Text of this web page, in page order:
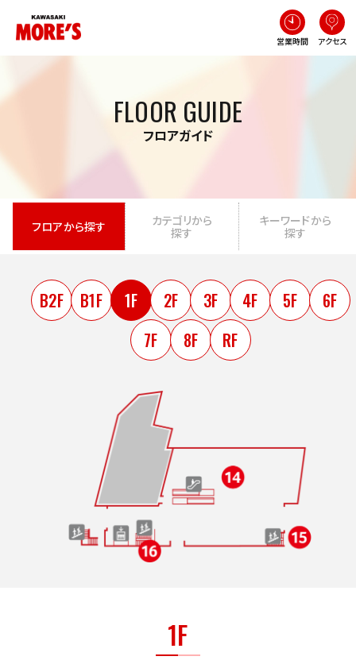
営業時間 アクセス
FLOOR GUIDE
フロアガイド
フロアから探す
カテゴリから
探す
キーワードから
探す
B2F B1F 1F 2F 3F 4F 5F
6F
7F
8F RF
1F